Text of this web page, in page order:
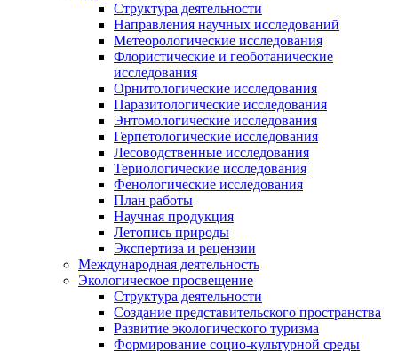
Структура деятельности
Направления научных исследований
Метеорологические исследования
Флористические и геоботанические
исследования
Орнитологические исследования
Паразитологические исследования
Энтомологические исследования
Герпетологические исследования
Лесоводственные исследования
Териологические исследования
Фенологические исследования
План работы
Научная продукция
Летопись природы
Экспертиза и рецензии
Международная деятельность
Экологическое просвещение
Структура деятельности
Создание представительского пространства
Развитие экологического туризма
Формирование социо-культурной среды